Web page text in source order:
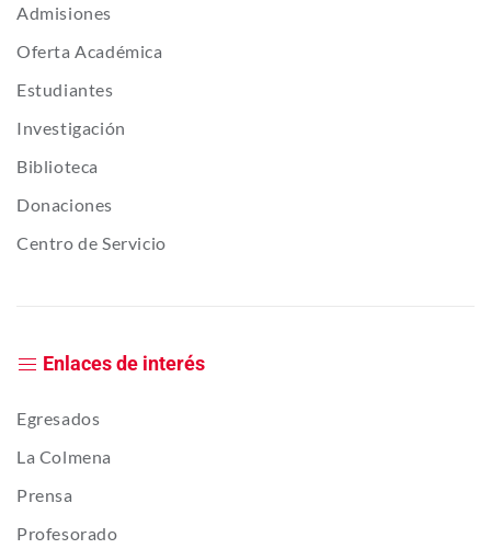
Admisiones
Oferta Académica
Estudiantes
Investigación
Biblioteca
Donaciones
Centro de Servicio
Enlaces de interés
Egresados
La Colmena
Prensa
Profesorado